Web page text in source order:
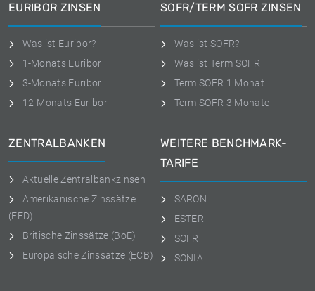
EURIBOR ZINSEN
Was ist Euribor?
1-Monats Euribor
3-Monats Euribor
12-Monats Euribor
SOFR/TERM SOFR ZINSEN
Was ist SOFR?
Was ist Term SOFR
Term SOFR 1 Monat
Term SOFR 3 Monate
ZENTRALBANKEN
Aktuelle Zentralbankzinsen
Amerikanische Zinssätze
(FED)
Britische Zinssätze (BoE)
Europäische Zinssätze (ECB)
WEITERE BENCHMARK-
TARIFE
SARON
ESTER
SOFR
SONIA